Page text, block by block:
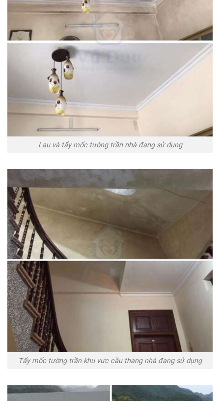
Lau và tẩy mốc tường trần nhà đang sử dụng
Tẩy mốc tường trần khu vực cầu thang nhà đang sử dụng